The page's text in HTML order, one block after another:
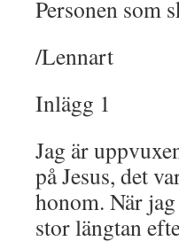
Personen som
/Lennart
Inlägg 1
Jag är
på Jesus, det
honom. När
stor längtan